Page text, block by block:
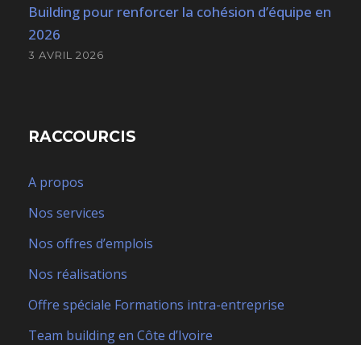
Building pour renforcer la cohésion d’équipe en
2026
3 AVRIL 2026
RACCOURCIS
A propos
Nos services
Nos offres d’emplois
Nos réalisations
Offre spéciale Formations intra-entreprise
Team building en Côte d’Ivoire